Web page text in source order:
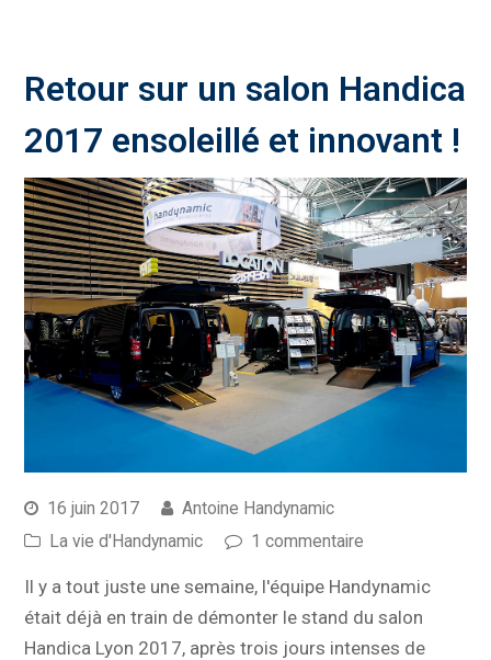
Retour sur un salon Handica
2017 ensoleillé et innovant !
16 juin 2017
Antoine Handynamic
La vie d'Handynamic
1 commentaire
Il y a tout juste une semaine, l'équipe Handynamic
était déjà en train de démonter le stand du salon
Handica Lyon 2017, après trois jours intenses de